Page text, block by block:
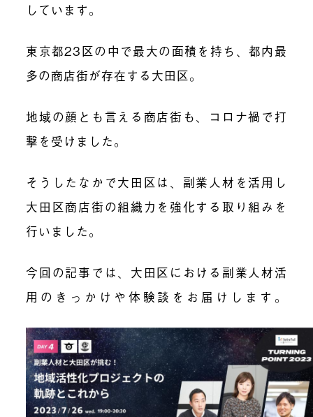
しています。
東京都23区の中で最大の面積を持ち、都内最
多の商店街が存在する大田区。
地域の顔とも言える商店街も、コロナ禍で打
撃を受けました。
そうしたなかで大田区は、副業人材を活用し
大田区商店街の組織力を強化する取り組みを
行いました。
今回の記事では、大田区における副業人材活
用のきっかけや体験談をお届けします。